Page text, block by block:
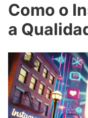
Como o
a